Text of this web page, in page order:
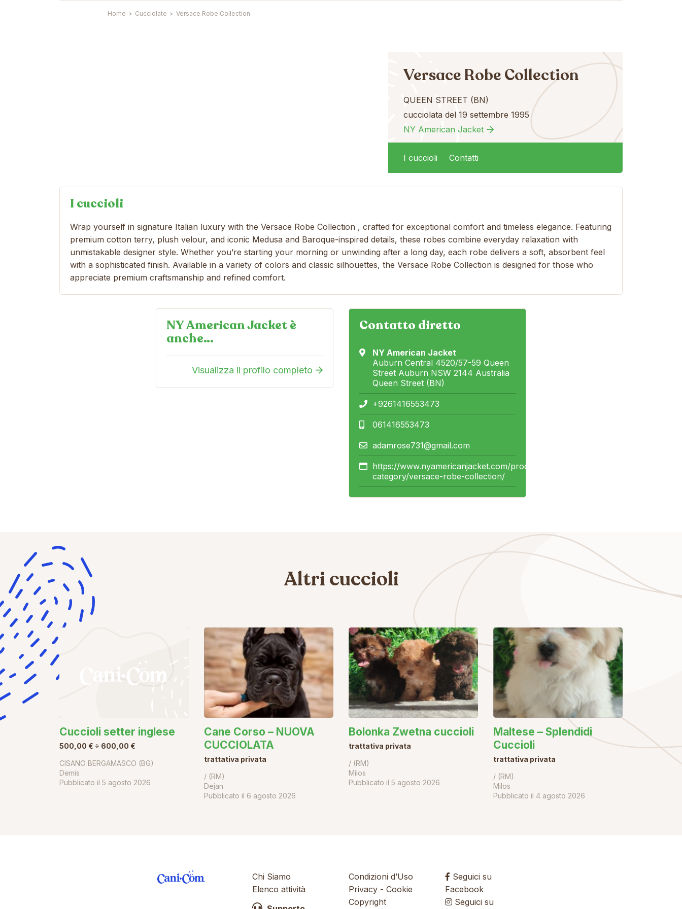
Home > Cucciolate > Versace Robe Collection
Versace Robe Collection
QUEEN STREET (BN)
cucciolata del 19 settembre 1995
NY American Jacket
I cuccioli Contatti
I cuccioli
Wrap yourself in signature Italian luxury with the Versace Robe Collection , crafted for exceptional comfort and timeless elegance. Featuring
premium cotton terry, plush velour, and iconic Medusa and Baroque-inspired details, these robes combine everyday relaxation with
unmistakable designer style. Whether you’re starting your morning or unwinding after a long day, each robe delivers a soft, absorbent feel
with a sophisticated finish. Available in a variety of colors and classic silhouettes, the Versace Robe Collection is designed for those who
appreciate premium craftsmanship and refined comfort.
NY American Jacket è
anche…
Visualizza il profilo completo
Contatto diretto
NY American Jacket
Auburn Central 4520/57-59 Queen
Street Auburn NSW 2144 Australia
Queen Street (BN)
+9261416553473
061416553473
adamrose731@gmail.com
https://www.nyamericanjacket.com/product-
category/versace-robe-collection/
Altri cuccioli
Cuccioli setter inglese
500,00 € ÷ 600,00 €
CISANO BERGAMASCO (BG)
Demis
Pubblicato il 5 agosto 2026
Cane Corso – NUOVA
CUCCIOLATA
trattativa privata
/ (RM)
Dejan
Pubblicato il 6 agosto 2026
Bolonka Zwetna cuccioli
trattativa privata
/ (RM)
Milos
Pubblicato il 5 agosto 2026
Maltese – Splendidi
Cuccioli
trattativa privata
/ (RM)
Milos
Pubblicato il 4 agosto 2026
Chi Siamo
Elenco attività
Condizioni d’Uso
Privacy - Cookie
Copyright
Seguici su
Facebook
Seguici su